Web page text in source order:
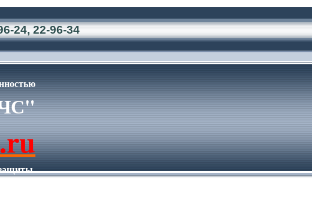
24, 22-96-34